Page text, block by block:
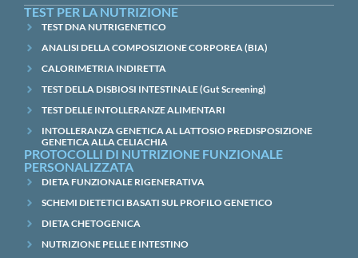
TEST PER LA NUTRIZIONE
TEST DNA NUTRIGENETICO
ANALISI DELLA COMPOSIZIONE CORPOREA (BIA)
CALORIMETRIA INDIRETTA
TEST DELLA DISBIOSI INTESTINALE (Gut Screening)
TEST DELLE INTOLLERANZE ALIMENTARI
INTOLLERANZA GENETICA AL LATTOSIO PREDISPOSIZIONE
GENETICA ALLA CELIACHIA
PROTOCOLLI DI NUTRIZIONE FUNZIONALE
PERSONALIZZATA
DIETA FUNZIONALE RIGENERATIVA
SCHEMI DIETETICI BASATI SUL PROFILO GENETICO
DIETA CHETOGENICA
NUTRIZIONE PELLE E INTESTINO